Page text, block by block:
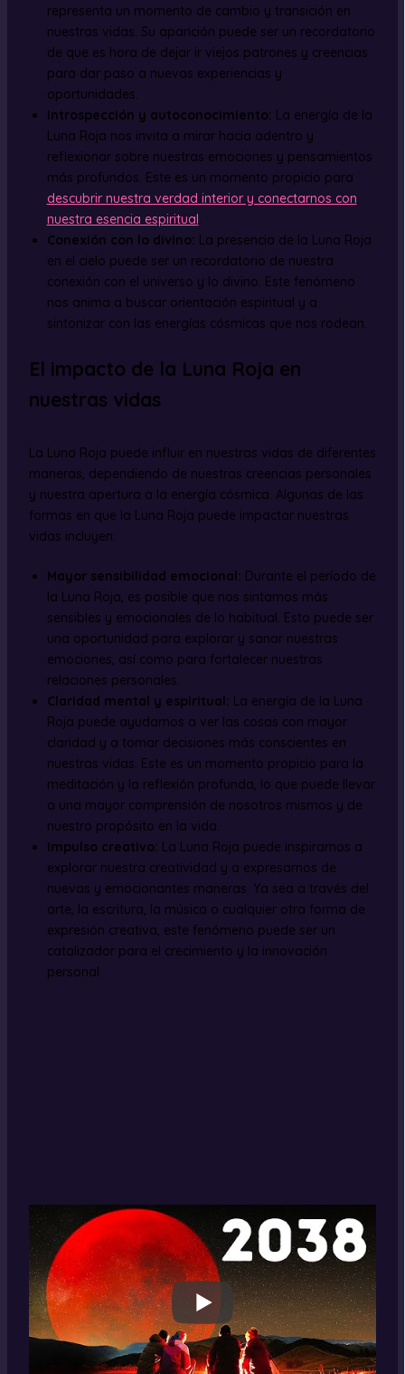
representa un momento de cambio y transición en
nuestras vidas. Su aparición puede ser un recordatorio
de que es hora de dejar ir viejos patrones y creencias
para dar paso a nuevas experiencias y
oportunidades.
Introspección y autoconocimiento: La energía de la
Luna Roja nos invita a mirar hacia adentro y
reflexionar sobre nuestras emociones y pensamientos
más profundos. Este es un momento propicio para
descubrir nuestra verdad interior y conectarnos con
nuestra esencia espiritual
Conexión con lo divino: La presencia de la Luna Roja
en el cielo puede ser un recordatorio de nuestra
conexión con el universo y lo divino. Este fenómeno
nos anima a buscar orientación espiritual y a
sintonizar con las energías cósmicas que nos rodean.
El impacto de la Luna Roja en
nuestras vidas
La Luna Roja puede influir en nuestras vidas de diferentes
maneras, dependiendo de nuestras creencias personales
y nuestra apertura a la energía cósmica. Algunas de las
formas en que la Luna Roja puede impactar nuestras
vidas incluyen:
Mayor sensibilidad emocional: Durante el período de
la Luna Roja, es posible que nos sintamos más
sensibles y emocionales de lo habitual. Esto puede ser
una oportunidad para explorar y sanar nuestras
emociones, así como para fortalecer nuestras
relaciones personales.
Claridad mental y espiritual: La energía de la Luna
Roja puede ayudarnos a ver las cosas con mayor
claridad y a tomar decisiones más conscientes en
nuestras vidas. Este es un momento propicio para la
meditación y la reflexión profunda, lo que puede llevar
a una mayor comprensión de nosotros mismos y de
nuestro propósito en la vida.
Impulso creativo: La Luna Roja puede inspirarnos a
explorar nuestra creatividad y a expresarnos de
nuevas y emocionantes maneras. Ya sea a través del
arte, la escritura, la música o cualquier otra forma de
expresión creativa, este fenómeno puede ser un
catalizador para el crecimiento y la innovación
personal.